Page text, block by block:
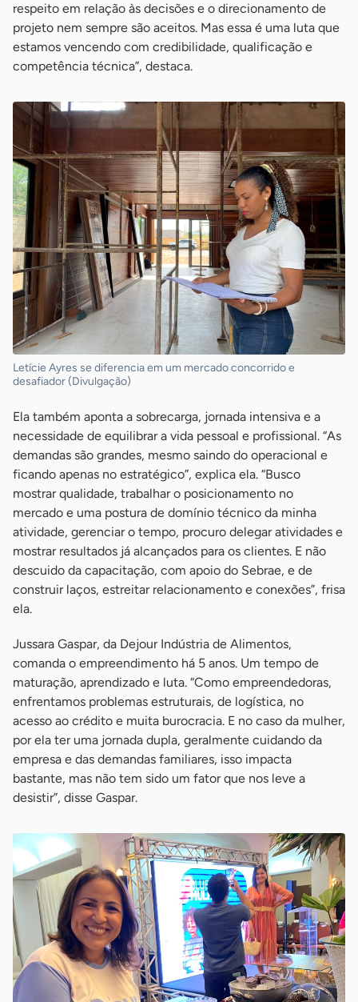
respeito em relação às decisões e o direcionamento de
projeto nem sempre são aceitos. Mas essa é uma luta que
estamos vencendo com credibilidade, qualificação e
competência técnica”, destaca.
Letície Ayres se diferencia em um mercado concorrido e
desafiador (Divulgação)
Ela também aponta a sobrecarga, jornada intensiva e a
necessidade de equilibrar a vida pessoal e profissional. “As
demandas são grandes, mesmo saindo do operacional e
ficando apenas no estratégico”, explica ela. “Busco
mostrar qualidade, trabalhar o posicionamento no
mercado e uma postura de domínio técnico da minha
atividade, gerenciar o tempo, procuro delegar atividades e
mostrar resultados já alcançados para os clientes. E não
descuido da capacitação, com apoio do Sebrae, e de
construir laços, estreitar relacionamento e conexões”, frisa
ela.
Jussara Gaspar, da Dejour Indústria de Alimentos,
comanda o empreendimento há 5 anos. Um tempo de
maturação, aprendizado e luta. “Como empreendedoras,
enfrentamos problemas estruturais, de logística, no
acesso ao crédito e muita burocracia. E no caso da mulher,
por ela ter uma jornada dupla, geralmente cuidando da
empresa e das demandas familiares, isso impacta
bastante, mas não tem sido um fator que nos leve a
desistir”, disse Gaspar.